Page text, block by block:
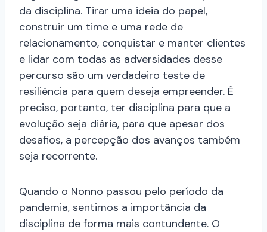
da disciplina. Tirar uma ideia do papel,
construir um time e uma rede de
relacionamento, conquistar e manter clientes
e lidar com todas as adversidades desse
percurso são um verdadeiro teste de
resiliência para quem deseja empreender. É
preciso, portanto, ter disciplina para que a
evolução seja diária, para que apesar dos
desafios, a percepção dos avanços também
seja recorrente.
Quando o Nonno passou pelo período da
pandemia, sentimos a importância da
disciplina de forma mais contundente. O